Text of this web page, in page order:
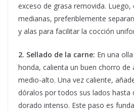
exceso de grasa removida.
medianas, preferiblemente
y alas para facilitar la cocción
2. Sellado de la carne: En una
honda, calienta un buen chorro de
medio-alto. Una vez caliente,
dóralos por todos sus lados hasta
dorado intenso. Este paso es